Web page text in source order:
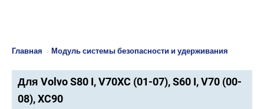
Главная › Модуль системы безопасности и удерживания
Для Volvo S80 I, V70XC (01-07), S60 I, V70 (00-
08), XC90